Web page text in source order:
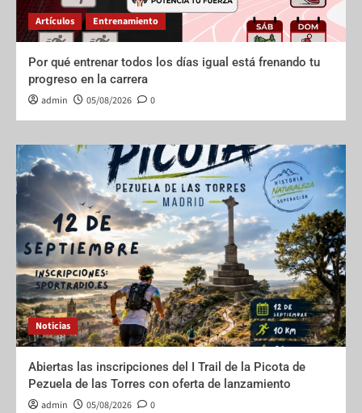
Artículos Entrenamiento
Por qué entrenar todos los días igual está frenando tu
progreso en la carrera
admin 05/08/2026 0
Noticias
Abiertas las inscripciones del I Trail de la Picota de
Pezuela de las Torres con oferta de lanzamiento
admin 05/08/2026 0